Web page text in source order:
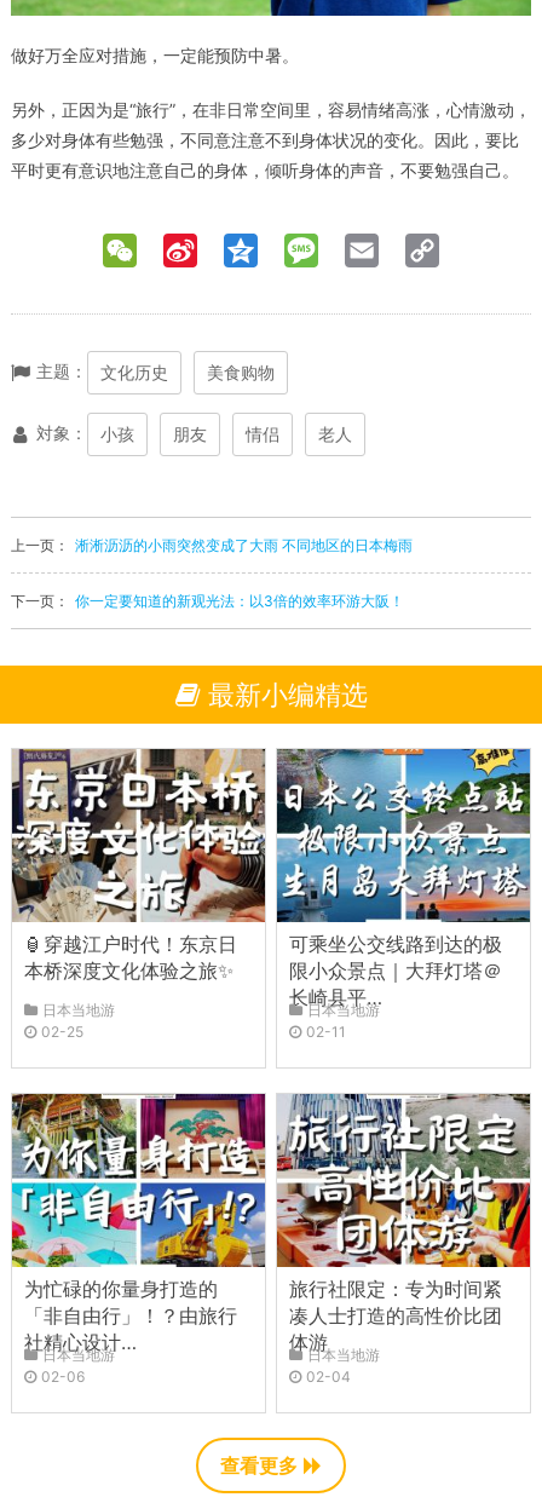
做好万全应对措施，一定能预防中暑。
另外，正因为是“旅行”，在非日常空间里，容易情绪高涨，心情激动，
多少对身体有些勉强，不同意注意不到身体状况的变化。因此，要比
平时更有意识地注意自己的身体，倾听身体的声音，不要勉强自己。
WeChat Sina
Qzone MessageEmail
主题： 文化历史 美食购物
対象： 小孩 朋友 情侣 老人
上一页： 淅淅沥沥的小雨突然变成了大雨 不同地区的日本梅雨
下一页： 你一定要知道的新观光法：以3倍的效率环游大阪！
最新小编精选
🏮穿越江户时代！东京日
本桥深度文化体验之旅✨
日本当地游
02-25
可乘坐公交线路到达的极
限小众景点｜大拜灯塔＠
长崎县平…
日本当地游
02-11
为忙碌的你量身打造的
「非自由行」！？由旅行
社精心设计…
日本当地游
02-06
旅行社限定：专为时间紧
凑人士打造的高性价比团
体游
日本当地游
02-04
查看更多